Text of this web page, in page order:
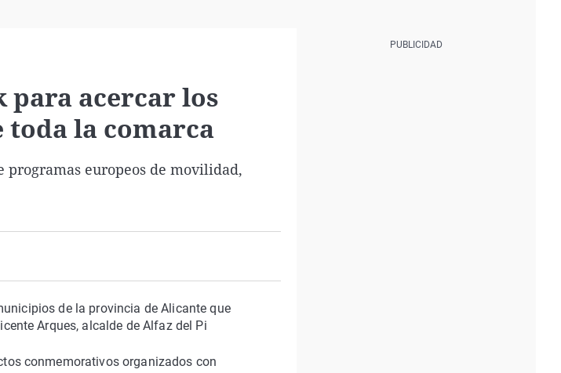
para acercar los
toda la comarca
programas europeos de movilidad,
de la provincia de Alicante que
Arques, alcalde de Alfaz del Pi
conmemorativos organizados con